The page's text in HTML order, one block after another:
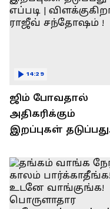
ஜிம் போவதால்
அதிகரிக்கும்
இறப்புகள் தடுப்பது
ராஜீவ் சந்தோஷம் !
14:29